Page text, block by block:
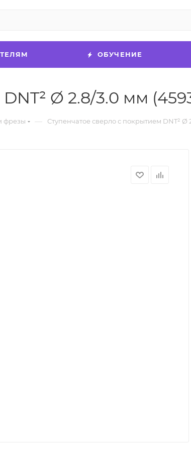
ОБУЧЕНИЕ
Ø 2.8/3.0 мм
фрезы — Ступенчатое сверло с покрытием DNT² Ø